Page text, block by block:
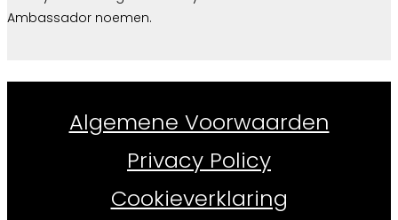
Ambassador noemen.
Algemene Voorwaarden
Privacy Policy
Cookieverklaring